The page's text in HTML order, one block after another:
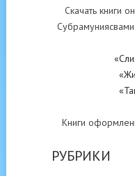
Скачать книги
Книги
РУБРИКИ